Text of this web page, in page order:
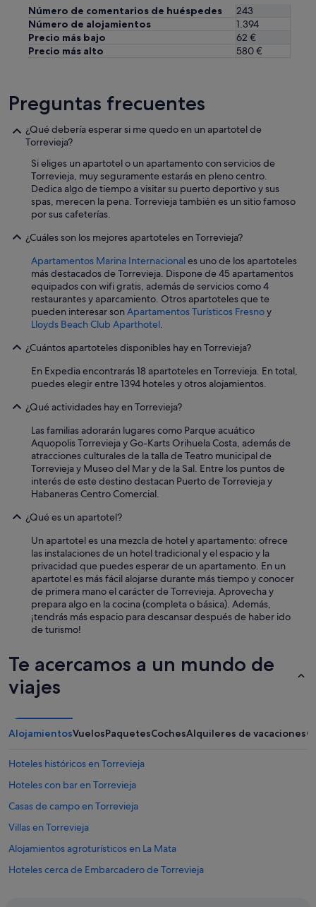
Número de comentarios de huéspedes
243
Número de alojamientos
1.394
Precio más bajo
62 €
Precio más alto
580 €
Preguntas frecuentes
¿Qué debería esperar si me quedo en un apartotel de
Torrevieja?
Si eliges un apartotel o un apartamento con servicios de
Torrevieja, muy seguramente estarás en pleno centro.
Dedica algo de tiempo a visitar su puerto deportivo y sus
spas, merecen la pena. Torrevieja también es un sitio famoso
por sus cafeterías.
¿Cuáles son los mejores apartoteles en Torrevieja?
Apartamentos Marina Internacionales uno de los apartoteles
más destacados de Torrevieja. Dispone de 45 apartamentos
equipados con wifi gratis, además de servicios como 4
restaurantes y aparcamiento. Otros apartoteles que te
pueden interesar sonApartamentos Turísticos Fresnoy
Lloyds Beach Club Aparthotel.
¿Cuántos apartoteles disponibles hay en Torrevieja?
En Expedia encontrarás 18 apartoteles en Torrevieja. En total,
puedes elegir entre 1394 hoteles y otros alojamientos.
¿Qué actividades hay en Torrevieja?
Las familias adorarán lugares como Parque acuático
Aquopolis Torrevieja y Go-Karts Orihuela Costa, además de
atracciones culturales de la talla de Teatro municipal de
Torrevieja y Museo del Mar y de la Sal. Entre los puntos de
interés de este destino destacan Puerto de Torrevieja y
Habaneras Centro Comercial.
¿Qué es un apartotel?
Un apartotel es una mezcla de hotel y apartamento: ofrece
las instalaciones de un hotel tradicional y el espacio y la
privacidad que puedes esperar de un apartamento. En un
apartotel es más fácil alojarse durante más tiempo y conocer
de primera mano el carácter de Torrevieja. Aprovecha y
prepara algo en la cocina (completa o básica). Además,
¡tendrás más espacio para descansar después de haber ido
de turismo!
Te acercamos a un mundo de
viajes
AlojamientosVuelosPaquetesCochesAlquileres de vacaciones
Hoteles históricos en Torrevieja
Hoteles con bar en Torrevieja
Casas de campo en Torrevieja
Villas en Torrevieja
Alojamientos agroturísticos en La Mata
Hoteles cerca de Embarcadero de Torrevieja